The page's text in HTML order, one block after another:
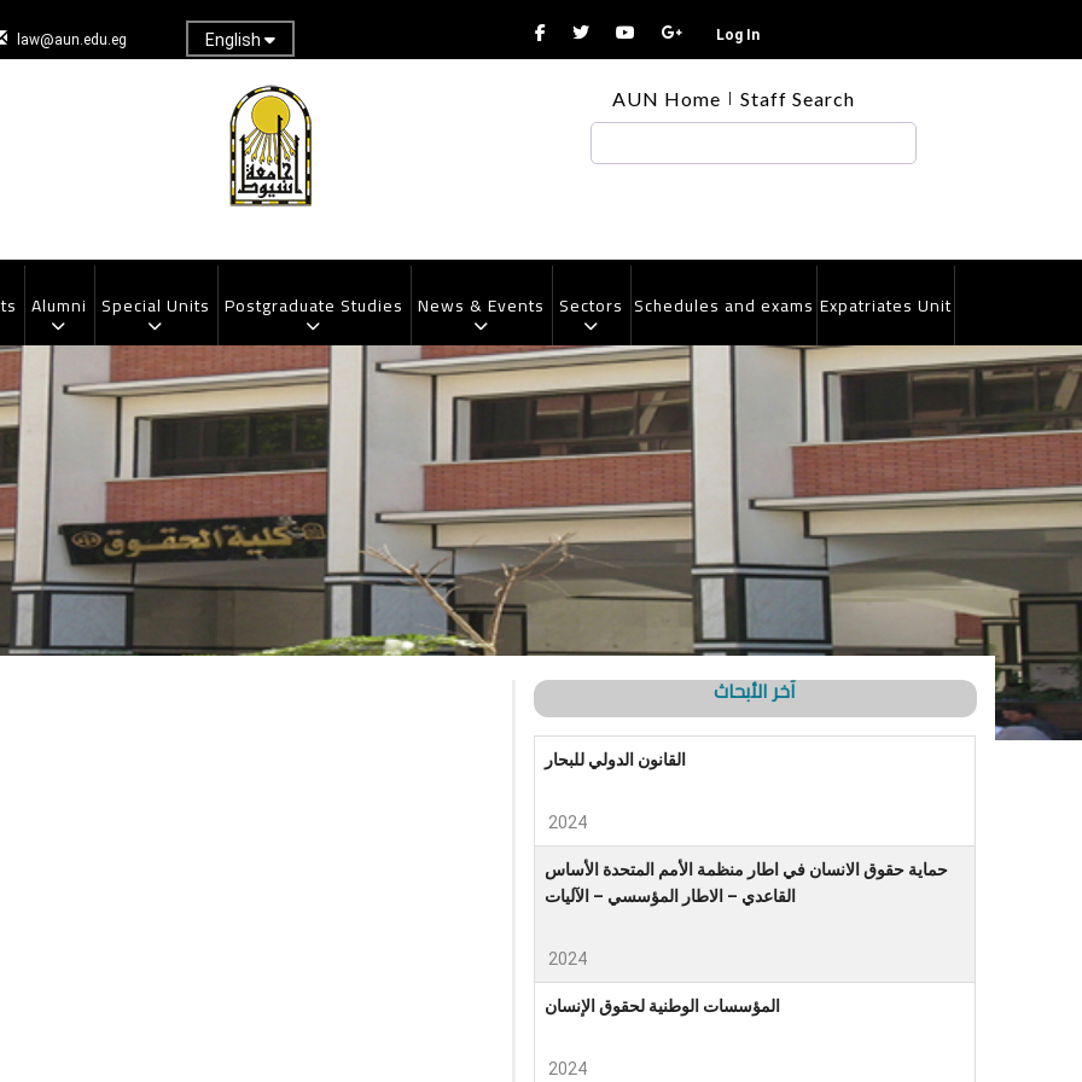
law@aun.edu.eg English Log In
TOP
HEADER
MENU
AUN Home Staff Search
Alumni Special Units Postgraduate Studies News & Events Sectors Schedules and exams Expatriates Unit
آخر الأبحاث
القانون الدولي للبحار
2024
حماية حقوق الانسان في اطار منظمة الأمم المتحدة الأساس
القاعدي – الاطار المؤسسي – الآليات
2024
المؤسسات الوطنية لحقوق الإنسان
2024